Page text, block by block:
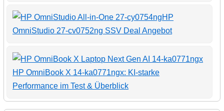
HP
OmniStudio 27-cv0752ng SSV Deal Angebot
HP OmniBook X 14-ka0771ngx: KI-starke
Performance im Test & Überblick